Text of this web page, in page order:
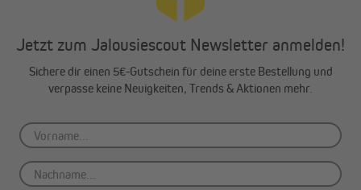
Jetzt zum Jalousiescout Newsletter anmelden!
Sichere dir einen 5€-Gutschein für deine erste Bestellung und
verpasse keine Neuigkeiten, Trends & Aktionen mehr.